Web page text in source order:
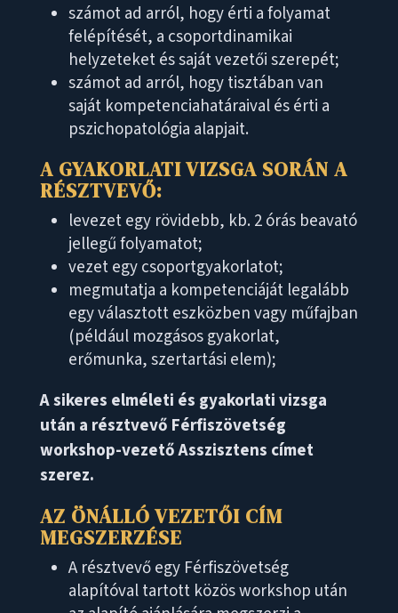
számot ad arról, hogy érti a folyamat
felépítését, a csoportdinamikai
helyzeteket és saját vezetői szerepét;
számot ad arról, hogy tisztában van
saját kompetenciahatáraival és érti a
pszichopatológia alapjait.
A GYAKORLATI VIZSGA SORÁN A
RÉSZTVEVŐ:
levezet egy rövidebb, kb. 2 órás beavató
jellegű folyamatot;
vezet egy csoportgyakorlatot;
megmutatja a kompetenciáját legalább
egy választott eszközben vagy műfajban
(például mozgásos gyakorlat,
erőmunka, szertartási elem);
A sikeres elméleti és gyakorlati vizsga
után a résztvevő Férfiszövetség
workshop-vezető Asszisztens címet
szerez.
AZ ÖNÁLLÓ VEZETŐI CÍM
MEGSZERZÉSE
A résztvevő egy Férfiszövetség
alapítóval tartott közös workshop után